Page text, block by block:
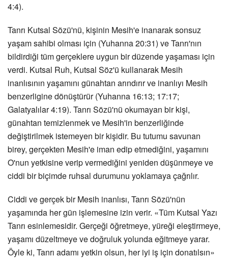
4:4).
Tanrı Kutsal Sözü'nü, kişinin Mesih'e inanarak sonsuz
yaşam sahibi olması için (Yuhanna 20:31) ve Tanrı'nın
bildirdiği tüm gerçeklere uygun bir düzende yaşaması için
verdi. Kutsal Ruh, Kutsal Söz'ü kullanarak Mesih
inanlısının yaşamını günahtan arındırır ve inanlıyı Mesih
benzerligine dönüştürür (Yuhanna 16:13; 17:17;
Galatyalılar 4:19). Tanrı Sözü'nü okumayan bir kişi,
günahtan temizlenmek ve Mesih'in benzerliğinde
değiştirilmek istemeyen bir kişidir. Bu tutumu savunan
birey, gerçekten Mesih'e iman edip etmediğini, yaşamını
O'nun yetkisine verip vermediğini yeniden düşünmeye ve
ciddi bir biçimde ruhsal durumunu yoklamaya çağrılır.
Ciddi ve gerçek bir Mesih inanlısı, Tanrı Sözü'nün
yaşamında her gün işlemesine izin verir. «Tüm Kutsal Yazı
Tanrı esinlemesidir. Gerçeği öğretmeye, yüreği eleştirmeye,
yaşamı düzeltmeye ve doğruluk yolunda eğitmeye yarar.
Öyle ki, Tanrı adamı yetkin olsun, her iyi iş için donatılsın»